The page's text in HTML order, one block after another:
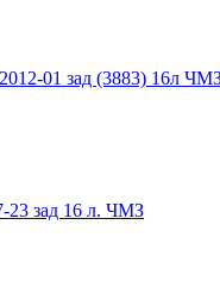
01 зад (3883) 16л
23 зад 16 л. ЧМЗ